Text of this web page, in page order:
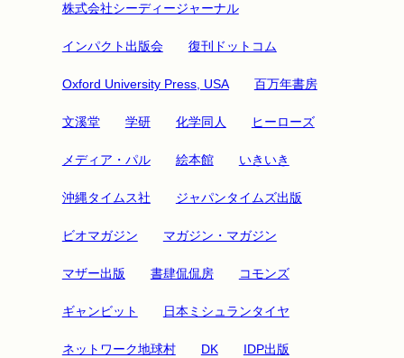
株式会社シーディージャーナル
インパクト出版会 復刊ドットコム
Oxford University Press, USA 百万年書房
文溪堂 学研 化学同人 ヒーローズ
メディア・パル 絵本館 いきいき
沖縄タイムス社 ジャパンタイムズ出版
ビオマガジン マガジン・マガジン
マザー出版 書肆侃侃房 コモンズ
ギャンビット 日本ミシュランタイヤ
ネットワーク地球村 DK IDP出版